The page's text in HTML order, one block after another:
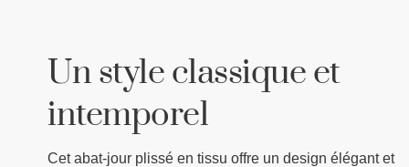
Un style classique et
intemporel
Cet abat-jour plissé en tissu offre un design élégant et